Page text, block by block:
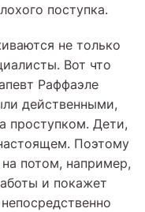
поступка.
не только
Вот что
Раффаэле
действенными,
проступком. Дети,
Поэтому
на потом, например,
и покажет